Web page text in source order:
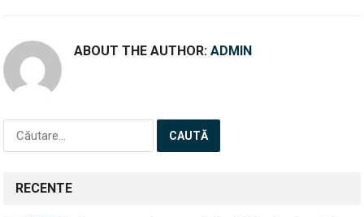
ABOUT THE AUTHOR:ADMIN
Caută
după:
RECENTE